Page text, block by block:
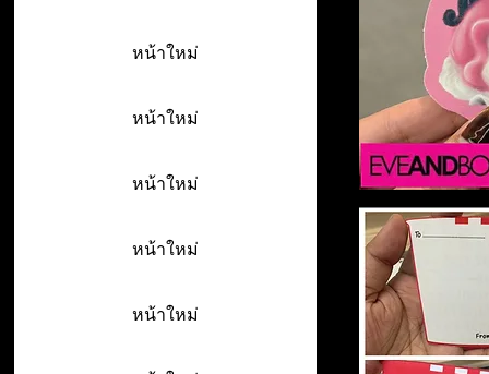
หน้าใหม่
หน้าใหม่
หน้าใหม่
หน้าใหม่
หน้าใหม่